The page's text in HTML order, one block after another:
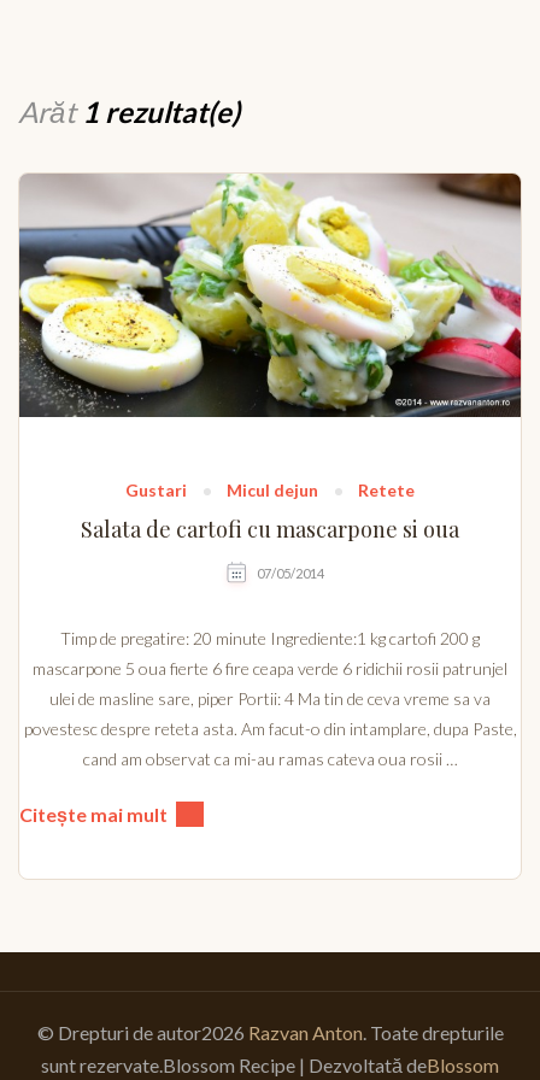
Arăt 1 rezultat(e)
Gustari Micul dejun Retete
Salata de cartofi cu mascarpone si oua
07/05/2014
Timp de pregatire: 20 minute Ingrediente:1 kg cartofi 200 g
mascarpone 5 oua fierte 6 fire ceapa verde 6 ridichii rosii patrunjel
ulei de masline sare, piper Portii: 4 Ma tin de ceva vreme sa va
povestesc despre reteta asta. Am facut-o din intamplare, dupa Paste,
cand am observat ca mi-au ramas cateva oua rosii …
Citește mai mult
© Drepturi de autor2026 Razvan Anton . Toate drepturile
sunt rezervate. Blossom Recipe | Dezvoltată deBlossom